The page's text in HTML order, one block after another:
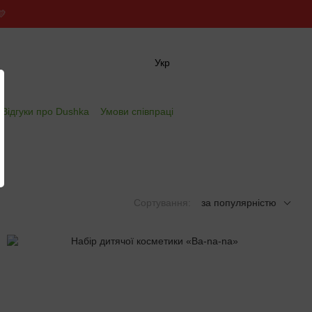
Укр
Відгуки про Dushka Умови співпраці
Сортування: за популярністю